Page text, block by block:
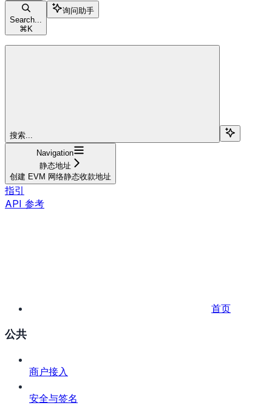
Search...
⌘ K
询问助手
搜索...
Navigation
静态地址
创建 EVM 网络静态收款地址
指引
API 参考
首页
公共
商户接入
安全与签名